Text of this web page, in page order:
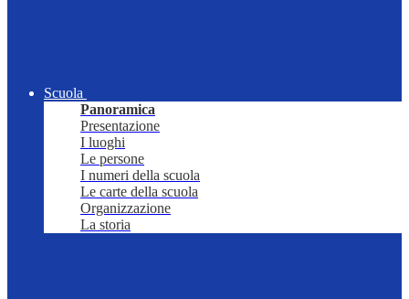
Scuola
Panoramica
Presentazione
I luoghi
Le persone
I numeri della scuola
Le carte della scuola
Organizzazione
La storia